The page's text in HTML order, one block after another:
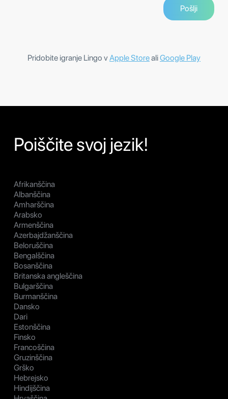
Pridobite igranje Lingo vApple StorealiGoogle Play
Poiščite svoj jezik!
Afrikanščina
Albanščina
Amharščina
Arabsko
Armenščina
Azerbajdžanščina
Beloruščina
Bengalščina
Bosanščina
Britanska angleščina
Bulgarščina
Burmanščina
Dansko
Dari
Estonščina
Finsko
Francoščina
Gruzinščina
Grško
Hebrejsko
Hindijščina